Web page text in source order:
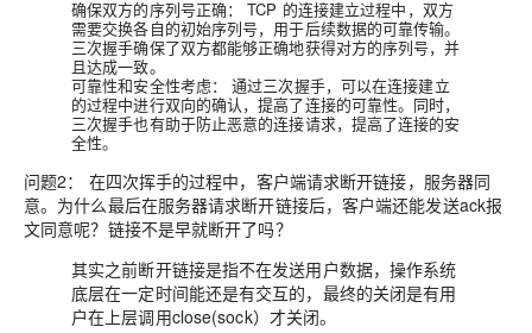
确保双方的序列号正确：
TCP 的连接建立过程中，双方
需要交换各自的初始序列号，用于后续数据的可靠传输。
三次握手确保了双方都能够正确地获得对方的序列号，并
且达成一致。
可靠性和安全性考虑：
通过三次握手，可以在连接建立
的过程中进行双向的确认，提高了连接的可靠性。同时，
三次握手也有助于防止恶意的连接请求，提高了连接的安
全性。
问题2：
在四次挥手的过程中，客户端请求断开链接，服务器同
意。为什么最后在服务器请求断开链接后，客户端还能发送ack报
文同意呢？链接不是早就断开了吗？
其实之前断开链接是指不在发送用户数据， 操作系统
底层在一定时间能还是有交互的，最终的关闭是有用
户在上层调用close(sock）才关闭。